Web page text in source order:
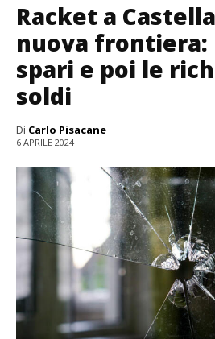
Racket a
nuova frontiera:
spari e poi le
soldi
Di Carlo Pisacane
6 APRILE 2024